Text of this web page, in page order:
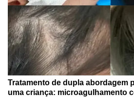
Tratamento de dupla abordagem
uma criança: microagulhamento